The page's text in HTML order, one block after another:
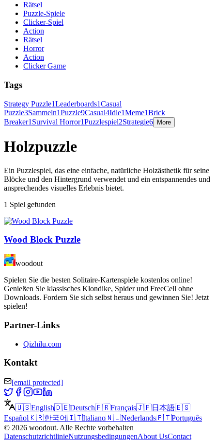
Rätsel
Puzzle-Spiele
Clicker-Spiel
Action
Rätsel
Horror
Action
Clicker Game
Tags
Strategy Puzzle1Leaderboards1Casual
Puzzle3Sammeln1Puzzle9Casual4Idle1Meme1Brick
Breaker1 Survival Horror1Puzzlespiel2Strategie6 More
Holzpuzzle
Ein Puzzlespiel, das eine einfache, natürliche Holzästhetik für seine
Blöcke und den Hintergrund verwendet und ein entspannendes und
ansprechendes visuelles Erlebnis bietet.
1 Spiel gefunden
Wood Block Puzzle
woodout
Spielen Sie die besten Solitaire-Kartenspiele kostenlos online!
Genießen Sie klassisches Klondike, Spider und FreeCell ohne
Downloads. Fordern Sie sich selbst heraus und gewinnen Sie! Jetzt
spielen!
Partner-Links
Qizhilu.com
Kontakt
[email protected]
🇺🇸English🇩🇪Deutsch🇫🇷Français🇯🇵日本語🇪🇸
Español🇰🇷한국어🇮🇹Italiano🇳🇱Nederlands🇵🇹Português
© 2026 woodout. Alle Rechte vorbehalten
DatenschutzrichtlinieNutzungsbedingungenAbout UsContact